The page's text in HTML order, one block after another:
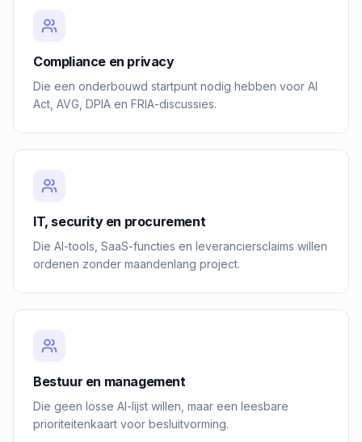
Compliance en privacy
Die een onderbouwd startpunt nodig hebben voor AI
Act, AVG, DPIA en FRIA-discussies.
IT, security en procurement
Die AI-tools, SaaS-functies en leveranciersclaims willen
ordenen zonder maandenlang project.
Bestuur en management
Die geen losse AI-lijst willen, maar een leesbare
prioriteitenkaart voor besluitvorming.